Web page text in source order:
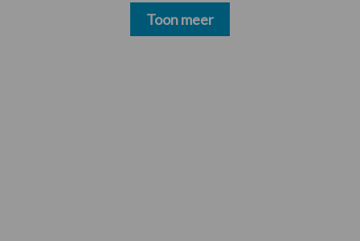
Toon meer